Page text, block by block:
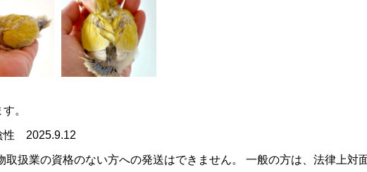
。
性 2025.9.12
取扱業の資格のない方への発送はできません。 一般の方は、法律上対